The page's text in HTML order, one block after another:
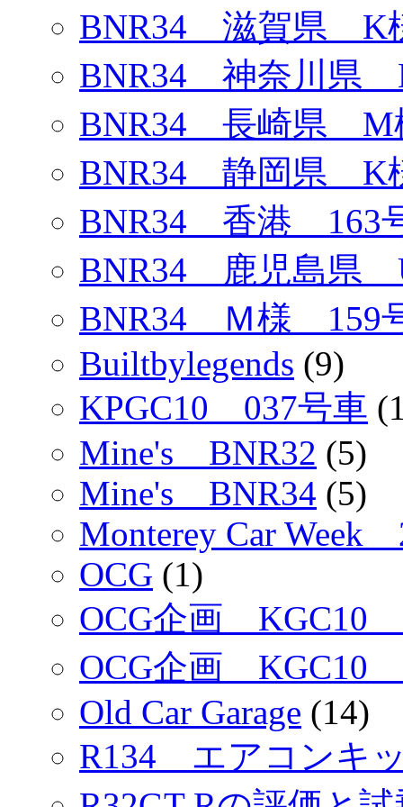
BNR34 滋賀県 K
BNR34 神奈川県
BNR34 長崎県 M
BNR34 静岡県 K
BNR34 香港 163
BNR34 鹿児島県
BNR34 Ｍ様 159
Builtbylegends (9)
KPGC10 037号車
Mine's BNR32 (5)
Mine's BNR34 (5)
Monterey Car Week
OCG (1)
OCG企画 KGC10
OCG企画 KGC10
Old Car Garage (14)
R134 エアコンキ